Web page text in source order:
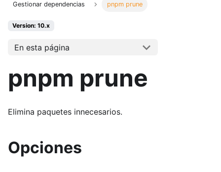
Gestionar dependencias pnpm prune
Version: 10.x
En esta página
pnpm prune
Elimina paquetes innecesarios.
Opciones